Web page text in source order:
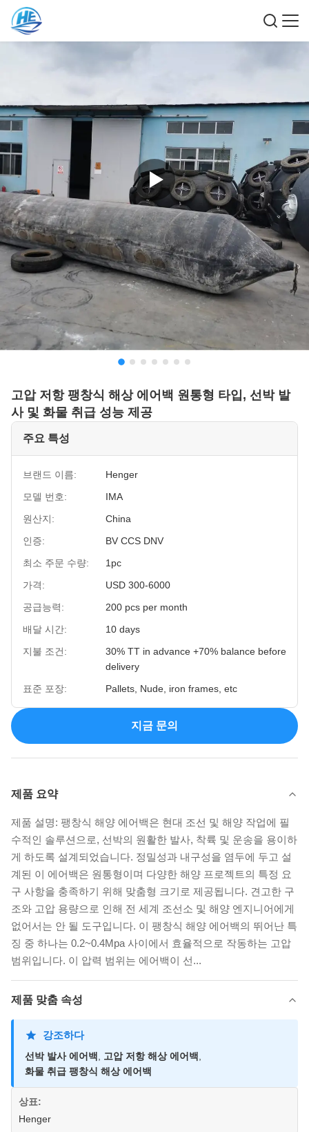
고압 저항 팽창식 해상 에어백 원통형 타입, 선박 발
사 및 화물 취급 성능 제공
주요 특성
브랜드 이름:
Henger
모델 번호:
IMA
원산지:
China
인증:
BV CCS DNV
최소 주문 수량:
1pc
가격:
USD 300-6000
공급능력:
200 pcs per month
배달 시간:
10 days
지불 조건:
30% TT in advance +70% balance before
delivery
표준 포장:
Pallets, Nude, iron frames, etc
지금 문의
제품 요약
제품 설명: 팽창식 해양 에어백은 현대 조선 및 해양 작업에 필
수적인 솔루션으로, 선박의 원활한 발사, 착륙 및 운송을 용이하
게 하도록 설계되었습니다. 정밀성과 내구성을 염두에 두고 설
계된 이 에어백은 원통형이며 다양한 해양 프로젝트의 특정 요
구 사항을 충족하기 위해 맞춤형 크기로 제공됩니다. 견고한 구
조와 고압 용량으로 인해 전 세계 조선소 및 해양 엔지니어에게
없어서는 안 될 도구입니다. 이 팽창식 해양 에어백의 뛰어난 특
징 중 하나는 0.2~0.4Mpa 사이에서 효율적으로 작동하는 고압
범위입니다. 이 압력 범위는 에어백이 선...
제품 맞춤 속성
강조하다
선박 발사 에어백 고압 저항 해상 에어백
화물 취급 팽창식 해상 에어백
상표:
Henger